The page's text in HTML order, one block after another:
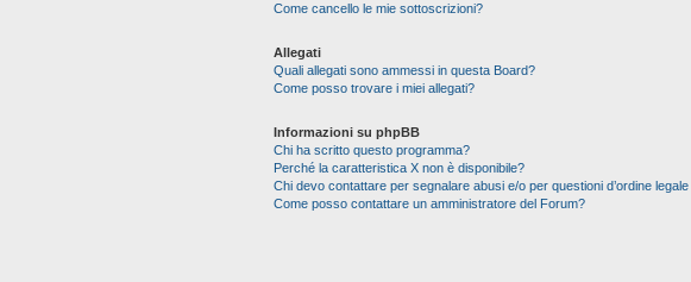
Come cancello le mie sottoscrizioni?
Allegati
Quali allegati sono ammessi in questa Board?
Come posso trovare i miei allegati?
Informazioni su phpBB
Chi ha scritto questo programma?
Perché la caratteristica X non è disponibile?
Chi devo contattare per segnalare abusi e/o per questioni d’ordine
Come posso contattare un amministratore del Forum?